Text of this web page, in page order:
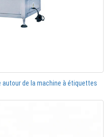
de la machine à étiquettes